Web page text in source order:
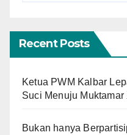
Recent Posts
Ketua PWM Kalbar
Suci Menuju
Bukan hanya